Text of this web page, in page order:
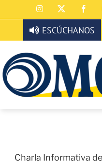
al
contenido
Instagram
ESCÚCHANOS
Charla Informativa